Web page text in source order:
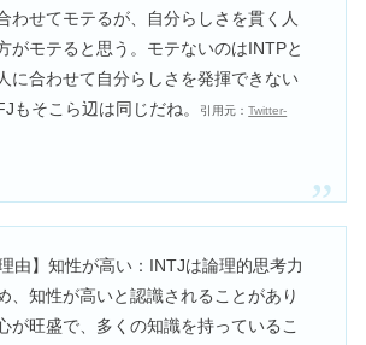
わせてモテるが、自分らしさを貫く人
がモテると思う。モテないのはINTPと
に合わせて自分らしさを発揮できない
もそこら辺は同じだね。
引用元：Twitter‐
由】知性が高い：INTJは論理的思考力
、知性が高いと認識されることがあり
が旺盛で、多くの知識を持っているこ